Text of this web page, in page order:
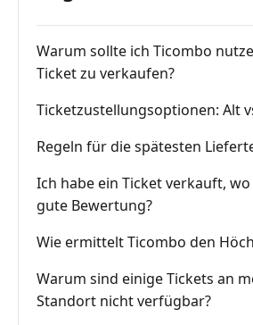
Warum sollte ich Ticombo
Ticket zu verkaufen?
Ticketzustellungsoptionen: Alt
Regeln für die spätesten
Ich habe ein Ticket verkauft,
gute Bewertung?
Wie ermittelt Ticombo den
Warum sind einige Tickets an
Standort nicht verfügbar?